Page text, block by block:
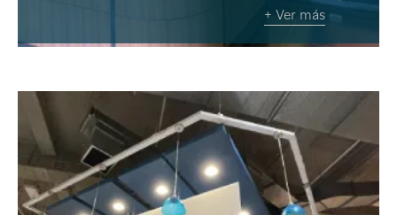
+ Ver más